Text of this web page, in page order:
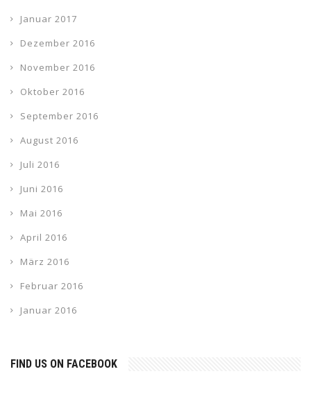
Januar 2017
Dezember 2016
November 2016
Oktober 2016
September 2016
August 2016
Juli 2016
Juni 2016
Mai 2016
April 2016
März 2016
Februar 2016
Januar 2016
FIND US ON FACEBOOK